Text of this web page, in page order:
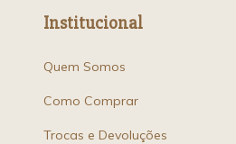
Institucional
Quem Somos
Como Comprar
Trocas e Devoluções